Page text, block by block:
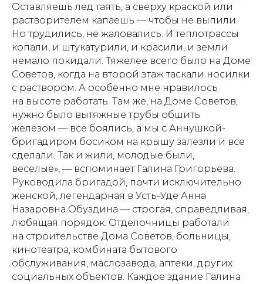
Оставляешь лед таять, а сверху краской или
растворителем капаешь — чтобы не выпили.
Но трудились, не жаловались. И теплотрассы
копали, и штукатурили, и красили, и земли
немало покидали. Тяжелее всего было на Доме
Советов, когда на второй этаж таскали носилки
с раствором. А особенно мне нравилось
на высоте работать. Там же, на Доме Советов,
нужно было вытяжные трубы обшить
железом — все боялись, а мы с Аннушкой-
бригадиром босиком на крышу залезли и все
сделали. Так и жили, молодые были,
веселые», — вспоминает Галина Григорьева.
Руководила бригадой, почти исключительно
женской, легендарная в Усть-Уде Анна
Назаровна Обуздина — строгая, справедливая,
любящая порядок. Отделочницы работали
на строительстве Дома Советов, больницы,
кинотеатра, комбината бытового
обслуживания, маслозавода, аптеки, других
социальных объектов. Каждое здание Галина